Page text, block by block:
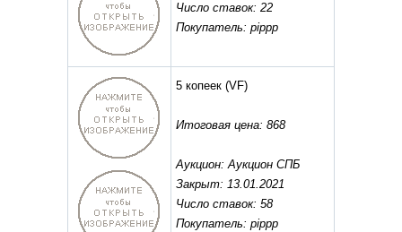
Число ставок: 22
Покупатель: pippp
5 копеек (VF)
Итоговая цена: 868
Аукцион: Аукцион СПБ
Закрыт: 13.01.2021
Число ставок: 58
Покупатель: pippp